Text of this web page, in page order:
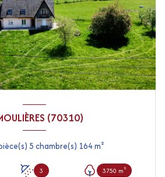
(70310)
Maison 6 pièce(s) 5 chambre(s) 164 m²
3 3750 m²